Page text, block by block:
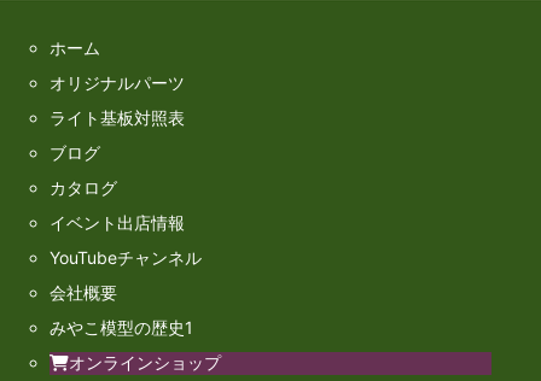
ホーム
オリジナルパーツ
ライト基板対照表
ブログ
カタログ
イベント出店情報
YouTubeチャンネル
会社概要
みやこ模型の歴史1
オンラインショップ